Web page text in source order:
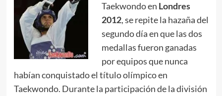
Taekwondo en Londres
2012, se repite la hazaña del
segundo día en que las dos
medallas fueron ganadas
por equipos que nunca
habían conquistado el título olímpico en
Taekwondo. Durante la participación de la división